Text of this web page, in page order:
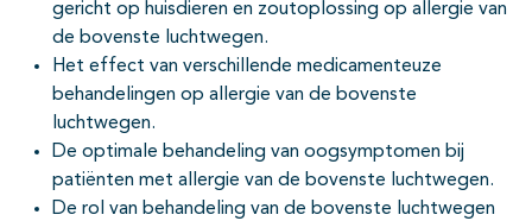
gericht op huisdieren en zoutoplossing op allergie van
de bovenste luchtwegen.
Het effect van verschillende medicamenteuze
behandelingen op allergie van de bovenste
luchtwegen.
De optimale behandeling van oogsymptomen bij
patiënten met allergie van de bovenste luchtwegen.
De rol van behandeling van de bovenste luchtwegen